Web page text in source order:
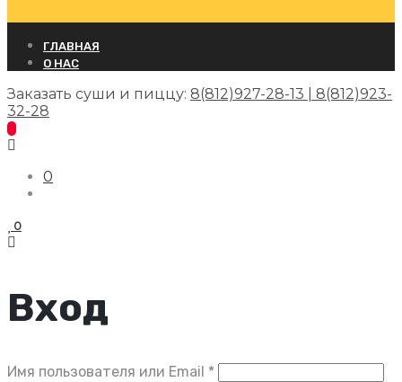
ГЛАВНАЯ
О НАС
Заказать суши и пиццу: 8(812)927-28-13 | 8(812)923-
32-28
0
0
Вход
Имя пользователя или Email *